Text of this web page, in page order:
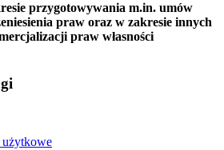
przygotowywania m.in. umów
praw oraz w zakresie innych
praw własności